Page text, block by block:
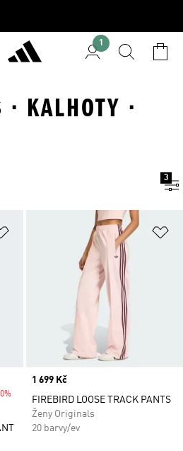
1
KALHOTY ·
3
Přidat do seznamu přání
Discount
Price
1 699 Kč
FIREBIRD LOOSE TRACK PANTS
Ženy Originals
20 barvy/ev